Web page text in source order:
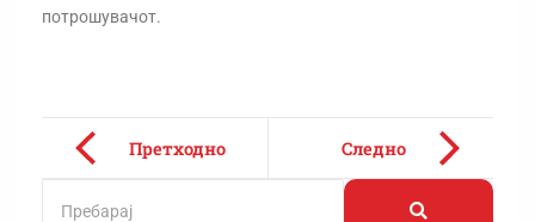
потрошувачот.
Претходно Следно